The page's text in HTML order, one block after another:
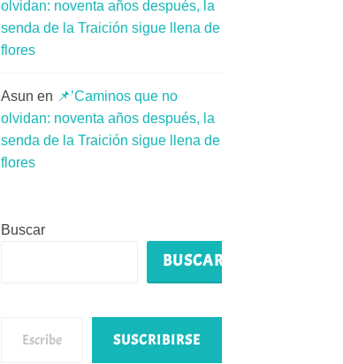
olvidan: noventa años después, la
senda de la Traición sigue llena de
flores
Asun en 📌’Caminos que no
olvidan: noventa años después, la
senda de la Traición sigue llena de
flores
Buscar
BUSCAR
SUSCRIBIRSE